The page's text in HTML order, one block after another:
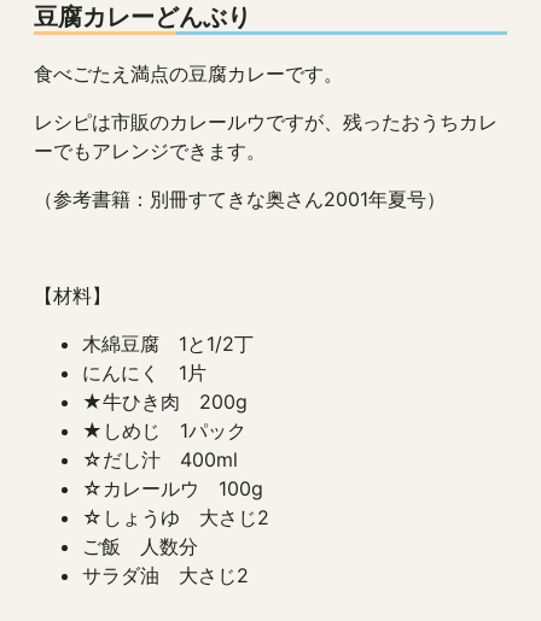
豆腐カレーどんぶり
食べごたえ満点の豆腐カレーです。
レシピは市販のカレールウですが、残ったおうちカレ
ーでもアレンジできます。
（参考書籍：別冊すてきな奥さん2001年夏号）
【材料】
木綿豆腐 1と1/2丁
にんにく 1片
★牛ひき肉 200g
★しめじ 1パック
☆だし汁 400ml
☆カレールウ 100g
☆しょうゆ 大さじ2
ご飯 人数分
サラダ油 大さじ2